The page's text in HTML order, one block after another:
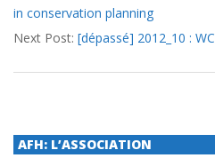
12
in conservation planning
Next Post: [dépassé] 2012_10 :
AFH: L’ASSOCIATION